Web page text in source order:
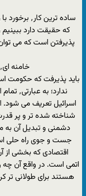
ساده ترین
پذیرفتن است که می
خامنه ای٬ روحانی٬ رابطه با امریکا (چهارشنبه 17 مهر)
باید پذیرفت که حکومت
اسرائیل تعریف می شود.
شناخته شده تر و پر
جست و جوی راه حلی
اقتصادی که بخشی از
اتمی است. در واقع آن چه
هستند برای طولانی